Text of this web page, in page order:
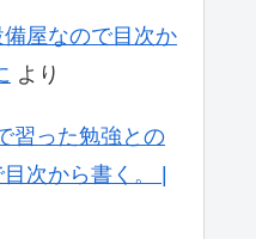
備屋なので目次か
より
習った勉強との
次から書く。 |